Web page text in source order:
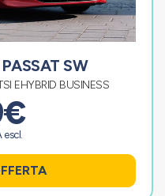
SW
EHYBRID BUSINESS
escl.